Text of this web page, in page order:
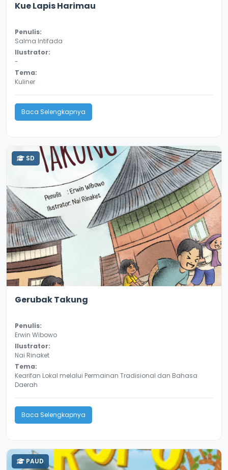
Kue Lapis Harimau
Penulis:
Salma Intifada
Ilustrator:
-
Tema:
Kuliner
Baca Selengkapnya
SD
Gerubak Takung
Penulis:
Erwin Wibowo
Ilustrator:
Nai Rinaket
Tema:
Kearifan Lokal melalui Permainan Tradisional dan Bahasa
Daerah
Baca Selengkapnya
PAUD